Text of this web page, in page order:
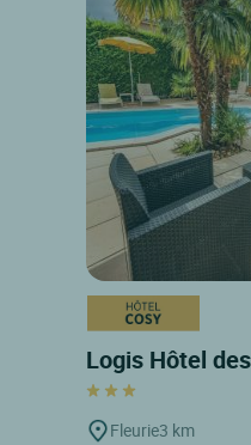
Logis Hôtel
Fleurie3 km